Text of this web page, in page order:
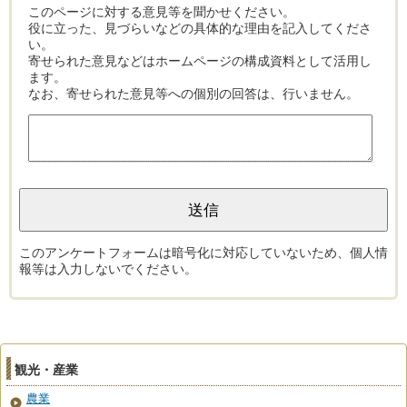
このページに対する意見等を聞かせください。
役に立った、見づらいなどの具体的な理由を記入してくださ
い。
寄せられた意見などはホームページの構成資料として活用し
ます。
なお、寄せられた意見等への個別の回答は、行いません。
このアンケートフォームは暗号化に対応していないため、個人情
報等は入力しないでください。
観光・産業
農業